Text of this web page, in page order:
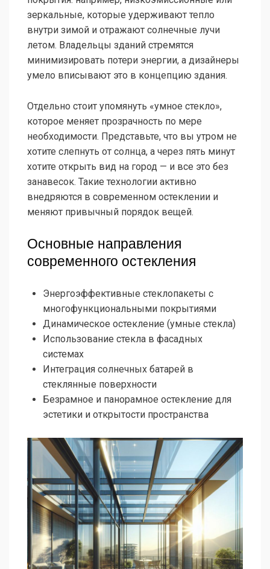
зеркальные, которые удерживают тепло
внутри зимой и отражают солнечные лучи
летом. Владельцы зданий стремятся
минимизировать потери энергии, а дизайнеры
умело вписывают это в концепцию здания.
Отдельно стоит упомянуть «умное стекло»,
которое меняет прозрачность по мере
необходимости. Представьте, что вы утром не
хотите слепнуть от солнца, а через пять минут
хотите открыть вид на город — и все это без
занавесок. Такие технологии активно
внедряются в современном остеклении и
меняют привычный порядок вещей.
Основные направления
современного остекления
Энергоэффективные стеклопакеты с
многофункциональными покрытиями
Динамическое остекление (умные стекла)
Использование стекла в фасадных
системах
Интеграция солнечных батарей в
стеклянные поверхности
Безрамное и панорамное остекление для
эстетики и открытости пространства